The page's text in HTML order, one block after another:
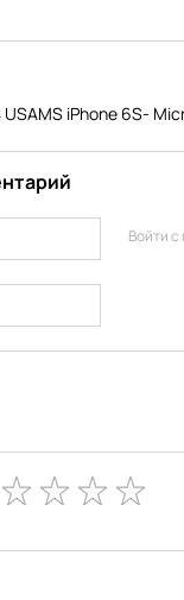
iPhone 6S-
Войти